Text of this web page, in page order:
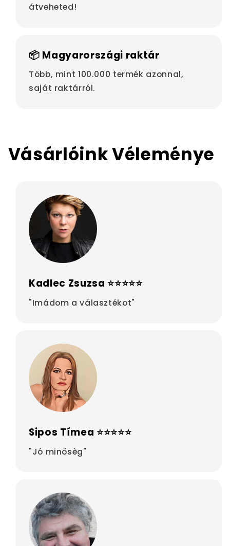
átveheted!
📦 Magyarországi raktár
Több, mint 100.000 termék azonnal,
saját raktárról.
Vásárlóink Véleménye
Kadlec Zsuzsa ⭐⭐⭐⭐⭐
"Imádom a választékot"
Sipos Tímea ⭐⭐⭐⭐⭐
"Jó minősèg"